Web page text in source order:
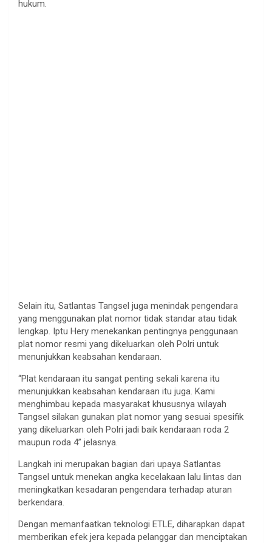
hukum.
Selain itu, Satlantas Tangsel juga menindak pengendara
yang menggunakan plat nomor tidak standar atau tidak
lengkap. Iptu Hery menekankan pentingnya penggunaan
plat nomor resmi yang dikeluarkan oleh Polri untuk
menunjukkan keabsahan kendaraan.
“Plat kendaraan itu sangat penting sekali karena itu
menunjukkan keabsahan kendaraan itu juga. Kami
menghimbau kepada masyarakat khususnya wilayah
Tangsel silakan gunakan plat nomor yang sesuai spesifik
yang dikeluarkan oleh Polri jadi baik kendaraan roda 2
maupun roda 4” jelasnya.
Langkah ini merupakan bagian dari upaya Satlantas
Tangsel untuk menekan angka kecelakaan lalu lintas dan
meningkatkan kesadaran pengendara terhadap aturan
berkendara.
Dengan memanfaatkan teknologi ETLE, diharapkan dapat
memberikan efek jera kepada pelanggar dan menciptakan